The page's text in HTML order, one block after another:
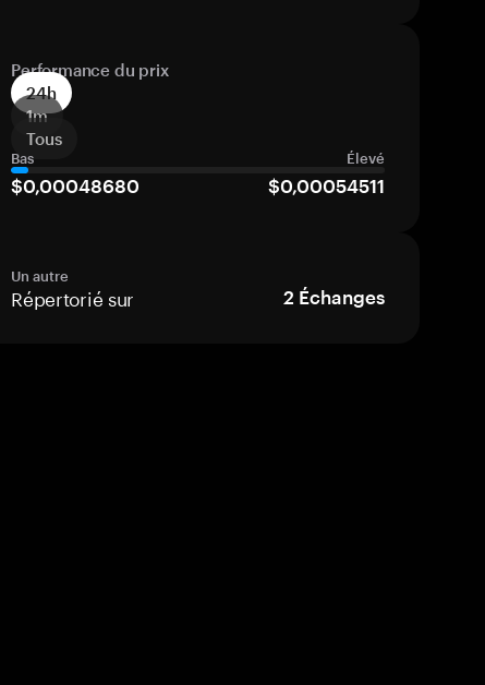
Performance du prix
24h
1m
Tous
Bas Élevé
$0,00048680 $0,00054511
Un autre
Répertorié sur 2 Échanges